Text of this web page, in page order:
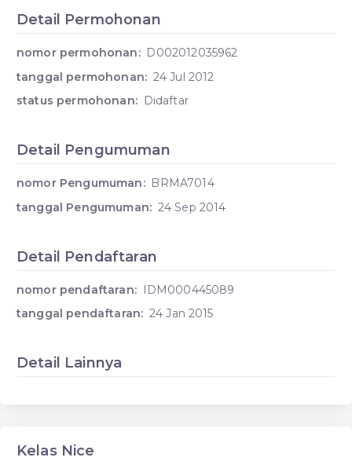
Detail Permohonan
nomor permohonan: D002012035962
tanggal permohonan: 24 Jul 2012
status permohonan: Didaftar
Detail Pengumuman
nomor Pengumuman: BRMA7014
tanggal Pengumuman: 24 Sep 2014
Detail Pendaftaran
nomor pendaftaran: IDM000445089
tanggal pendaftaran: 24 Jan 2015
Detail Lainnya
Kelas Nice